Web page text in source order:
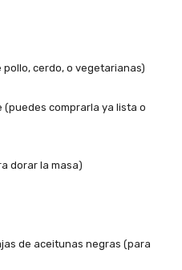
cerdo, o vegetarianas)
comprarla ya lista o
dorar la masa)
de aceitunas negras (para